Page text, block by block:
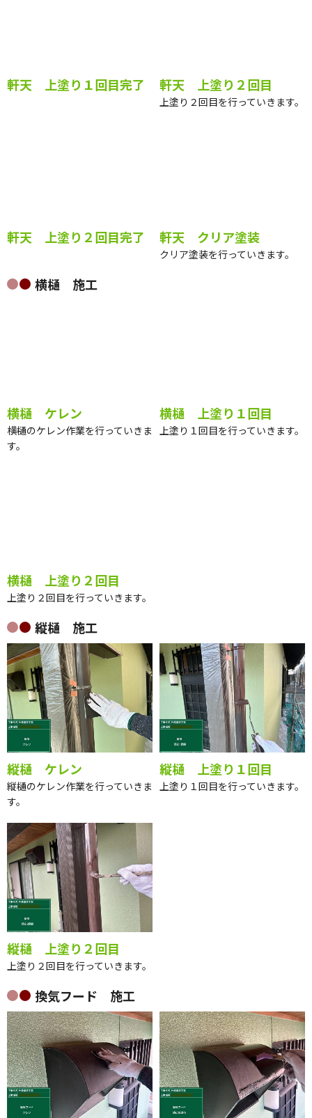
軒天 上塗り１回目完了 軒天 上塗り２回目
軒天 クリア塗装
横樋 ケレン
横樋 上塗り２回目
上塗り２回目を行っていきます。
縦樋 施工
縦樋のケレン作業を行っていきま
す。
縦樋 上塗り２回目
上塗り２回目を行っていきます。
換気フード 施工